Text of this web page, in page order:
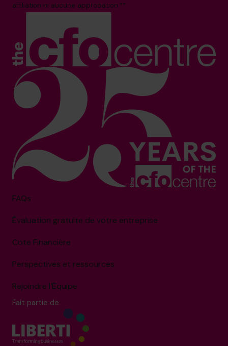
affiliation ni aucune approbation.**
FAQs
Évaluation gratuite de votre entreprise
Cote Financière
Perspectives et ressources
Rejoindre l’Équipe
Fait partie de